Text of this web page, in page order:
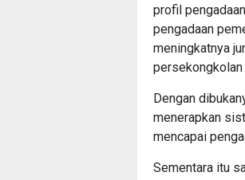
profil
pengadaan
meningkatnya
Dengan
menerapkan
mencapai
Sementara itu